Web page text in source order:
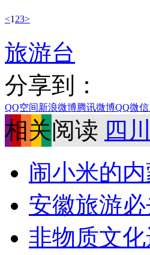
<1 23>
旅游台
分享到：
QQ空间新浪微博腾讯微博QQ微信
相关阅读 四川
闹小米的
安徽旅游
非物质文